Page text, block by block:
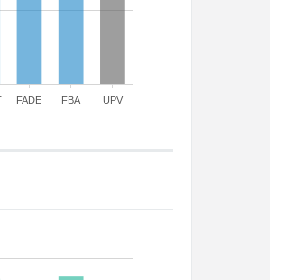
FADE FBA UPV